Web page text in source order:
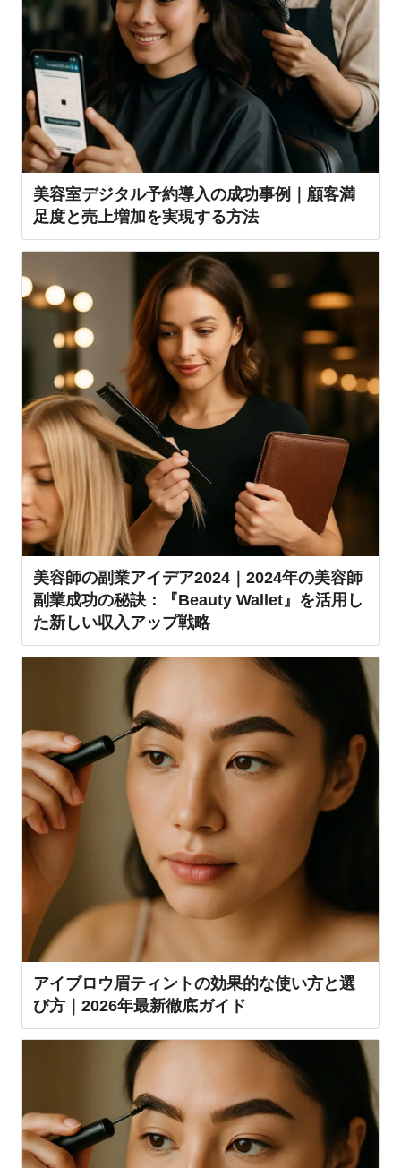
美容室デジタル予約導入の成功事例｜顧客満
足度と売上増加を実現する方法
美容師の副業アイデア2024｜2024年の美容師
副業成功の秘訣：『Beauty Wallet』を活用し
た新しい収入アップ戦略
アイブロウ眉ティントの効果的な使い方と選
び方｜2026年最新徹底ガイド